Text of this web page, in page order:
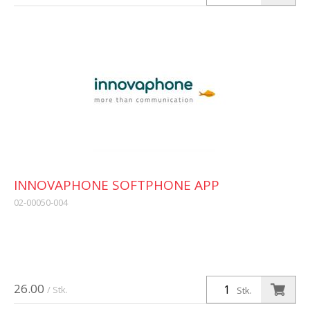
26.00 / Stk. Stk.
INNOVAPHONE SOFTPHONE APP
02-00050-004